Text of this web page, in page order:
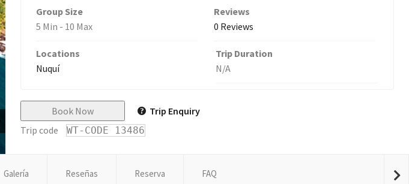
Group Size
5 Min - 10 Max
Reviews
0 Reviews
Locations
Nuquí
Trip Duration
N/A
Book Now
Trip Enquiry
Trip code
WT-CODE 13486
Galería Reseñas Reserva FAQ